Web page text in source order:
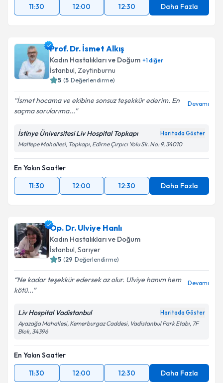
11:30
12:00 12:30 Daha Fazla
Prof. Dr. İsmet Alkış
Kadın Hastalıkları ve Doğum +1diğer
İstanbul, Zeytinburnu
5 (5 Değerlendirme)
İsmet hocama ve ekibine sonsuz teşekkür ederim. En
saçma sorularıma...
Devamı
İstinye Üniversitesi Liv Hospital Topkapı Haritada Göster
Maltepe Mahallesi, Topkapı, Edirne Çırpıcı Yolu Sk. No: 9, 34010
En Yakın Saatler
11:30
12:00 12:30 Daha Fazla
Op. Dr. Ulviye Hanlı
Kadın Hastalıkları ve Doğum
İstanbul, Sarıyer
5 (29 Değerlendirme)
Ne kadar teşekkür edersek az olur. Ulviye hanım hem
kötü...
Devamı
Liv Hospital Vadistanbul Haritada Göster
Ayazağa Mahallesi, Kemerburgaz Caddesi, Vadistanbul Park Etabı, 7F
Blok, 34396
En Yakın Saatler
11:30
12:00 12:30 Daha Fazla